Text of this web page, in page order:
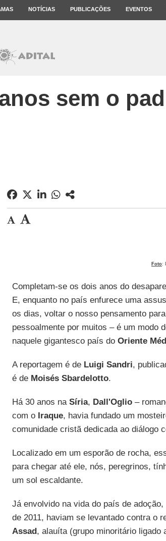
NOTÍCIAS PUBLICAÇÕES EVENTOS
sem o
Foto:
Completam-se os dois anos do
E, enquanto no país enfurece uma
os dias, voltar o nosso pensamento
pessoalmente por muitos – é um modo
naquele gigantesco país do Oriente
A reportagem é de Luigi Sandri,
é de Moisés Sbardelotto.
Há 30 anos na Síria, Dall'Oglio–
com o Iraque, havia fundado um
comunidade cristã dedicada ao diálogo
Localizado em um esporão de rocha,
para chegar até ele, nós, peregrinos,
um sol escaldante.
Já envolvido na vida do país de adoção,
de 2011, haviam se levantado contra o
Assad, alauíta (grupo minoritário ligado